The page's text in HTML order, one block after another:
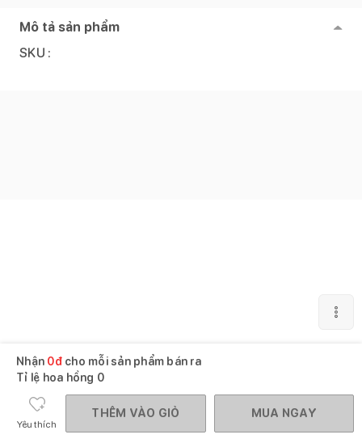
Mô tả sản phẩm
SKU :
Nhận 0đcho mỗi sản phẩm bán ra
Tỉ lệ hoa hồng 0
Yêu thích
THÊM VÀO GIỎ MUA NGAY